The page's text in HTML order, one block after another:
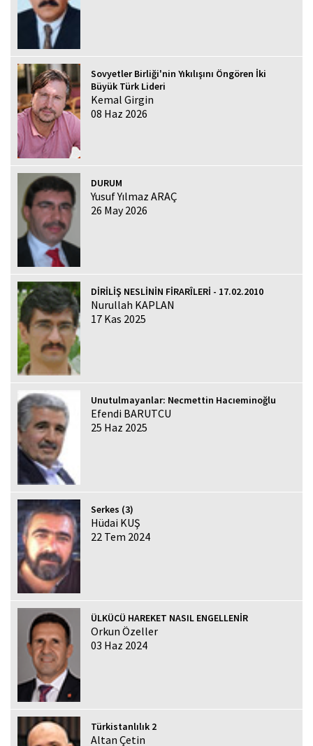
Sovyetler Birliği'nin Yıkılışını Öngören İki
Büyük Türk Lideri
Kemal Girgin
08 Haz 2026
DURUM
Yusuf Yılmaz ARAÇ
26 May 2026
DİRİLİŞ NESLİNİN FİRARÎLERİ - 17.02.2010
Nurullah KAPLAN
17 Kas 2025
Unutulmayanlar: Necmettin Hacıeminoğlu
Efendi BARUTCU
25 Haz 2025
Serkes (3)
Hüdai KUŞ
22 Tem 2024
ÜLKÜCÜ HAREKET NASIL ENGELLENİR
Orkun Özeller
03 Haz 2024
Türkistanlılık 2
Altan Çetin